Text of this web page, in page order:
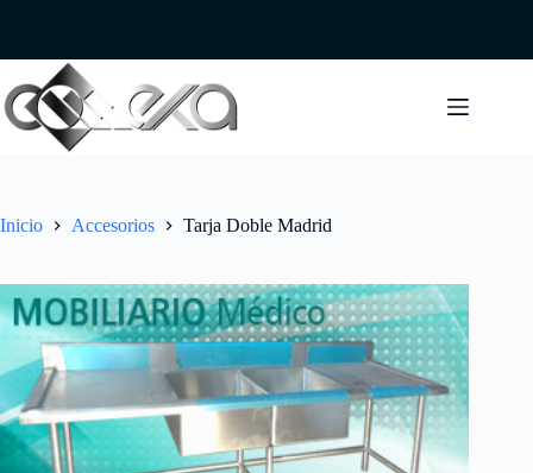
Inicio Accesorios Tarja Doble Madrid